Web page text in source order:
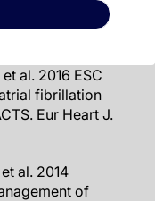
al. 2016 ESC
fibrillation
Eur Heart J.
al. 2014
of